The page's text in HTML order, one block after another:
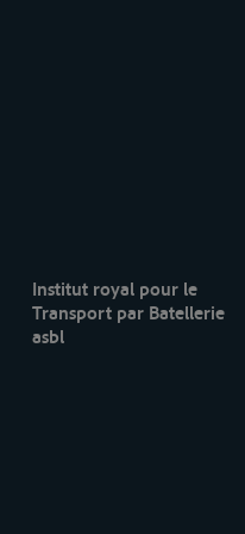
Institut royal pour le
Transport par Batellerie
asbl